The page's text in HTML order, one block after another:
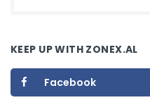
KEEP UP WITH ZONEX.AL
Facebook